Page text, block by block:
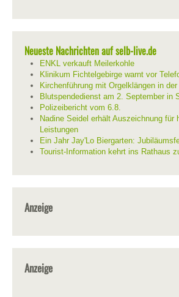
Neueste Nachrichten auf selb-live.de
ENKL verkauft Meilerkohle
Klinikum Fichtelgebirge warnt vor
Kirchenführung mit Orgelklängen in
Blutspendedienst am 2. September in
Polizeibericht vom 6.8.
Nadine Seidel erhält Auszeichnung für
Leistungen
Ein Jahr Jay'Lo Biergarten:
Tourist-Information kehrt ins Rathaus
Anzeige
Anzeige